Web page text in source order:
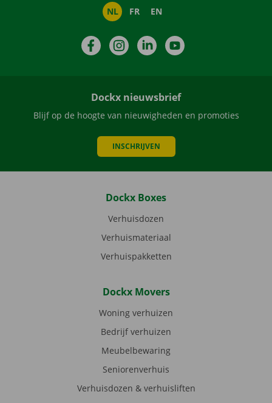
NL FR EN
FacebookInstagramLinkedIn
Dockx nieuwsbrief
Blijf op de hoogte van nieuwigheden en promoties
INSCHRIJVEN
Dockx Boxes
Verhuisdozen
Verhuismateriaal
Verhuispakketten
Dockx Movers
Woning verhuizen
Bedrijf verhuizen
Meubelbewaring
Seniorenverhuis
Verhuisdozen & verhuisliften